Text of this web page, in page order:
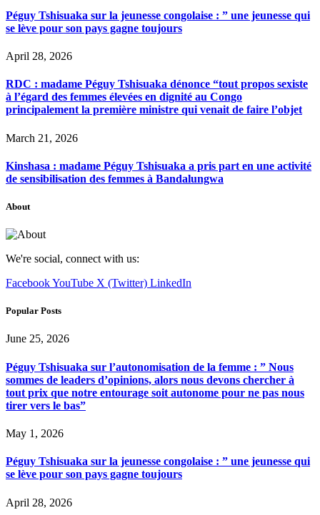
Péguy Tshisuaka sur la jeunesse congolaise : ” une jeunesse qui
se lève pour son pays gagne toujours
April 28, 2026
RDC : madame Péguy Tshisuaka dénonce “tout propos sexiste
à l’égard des femmes élevées en dignité au Congo
principalement la première ministre qui venait de faire l’objet
March 21, 2026
Kinshasa : madame Péguy Tshisuaka a pris part en une activité
de sensibilisation des femmes à Bandalungwa
About
We're social, connect with us:
FacebookYouTube X (Twitter) LinkedIn
Popular Posts
June 25, 2026
Péguy Tshisuaka sur l’autonomisation de la femme : ” Nous
sommes de leaders d’opinions, alors nous devons chercher à
tout prix que notre entourage soit autonome pour ne pas nous
tirer vers le bas”
May 1, 2026
Péguy Tshisuaka sur la jeunesse congolaise : ” une jeunesse qui
se lève pour son pays gagne toujours
April 28, 2026